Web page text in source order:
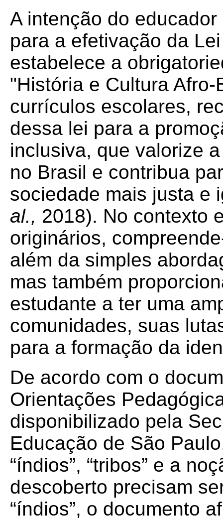
A intenção do
para a efetivação da
estabelece a
"História e Cultura
currículos escolares,
dessa lei para a
inclusiva, que valorize
no Brasil e contribua
sociedade mais justa e
al., 2018). No contexto
originários,
além da simples
mas também
estudante a ter uma
comunidades, suas
para a formação da
De acordo com o
Orientações
disponibilizado pela
Educação de São
“índios”, “tribos” e a
descoberto precisam
“índios”, o documento